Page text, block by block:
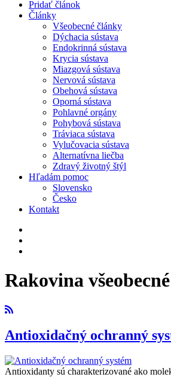
Pridať článok
Články
Všeobecné články
Dýchacia sústava
Endokrinná sústava
Krycia sústava
Miazgová sústava
Nervová sústava
Obehová sústava
Oporná sústava
Pohlavné orgány
Pohybová sústava
Tráviaca sústava
Vylučovacia sústava
Alternatívna liečba
Zdravý životný štýl
Hľadám pomoc
Slovensko
Česko
Kontakt
Rakovina
Antioxidačný ochranný
Antioxidanty sú charakterizované ako